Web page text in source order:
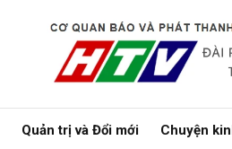
Quản trị và Đổi mới Chuyện